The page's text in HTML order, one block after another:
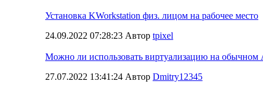
Установка KWorkstation физ. лицом на рабочее место
24.09.2022 07:28:23 Автор tpixel
Можно ли использовать виртуализацию на обычном
27.07.2022 13:41:24 Автор Dmitry12345